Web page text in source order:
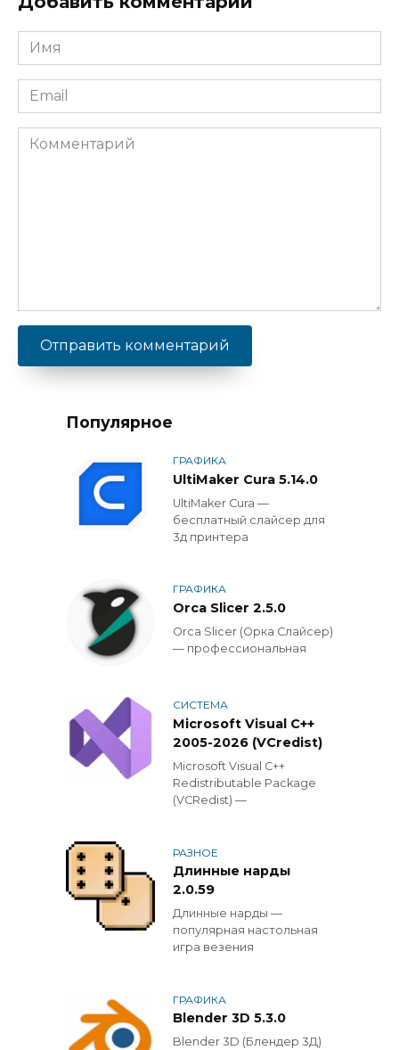
Имя
Email
Комментарий
Популярное
ГРАФИКА
UltiMaker Cura 5.14.0
UltiMaker Cura —
бесплатный слайсер для
3д принтера
ГРАФИКА
Orca Slicer 2.5.0
Orca Slicer (Орка Слайсер)
— профессиональная
СИСТЕМА
Microsoft Visual C++
2005-2026 (VCredist)
Microsoft Visual C++
Redistributable Package
(VCRedist) —
РАЗНОЕ
Длинные нарды
2.0.59
Длинные нарды —
популярная настольная
игра везения
ГРАФИКА
Blender 3D 5.3.0
Blender 3D (Блендер 3Д)